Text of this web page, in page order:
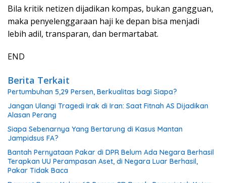
Bila kritik netizen dijadikan kompas, bukan gangguan,
maka penyelenggaraan haji ke depan bisa menjadi
lebih adil, transparan, dan bermartabat.
END
Berita Terkait
Pertumbuhan 5,29 Persen, Berkualitas bagi Siapa?
Jangan Ulangi Tragedi Irak di Iran: Saat Fitnah AS Dijadikan
Alasan Perang
Siapa Sebenarnya Yang Bertarung di Kasus Mantan
Jampidsus FA?
Bantah Pernyataan Pakar di DPR Belum Ada Negara Berhasil
Terapkan UU Perampasan Aset, di Negara Luar Berhasil,
Pakar Tidak Baca